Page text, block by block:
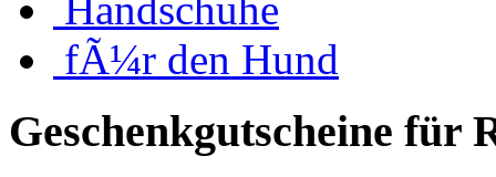
fÃ¼r den Hund
Geschenkgutscheine für